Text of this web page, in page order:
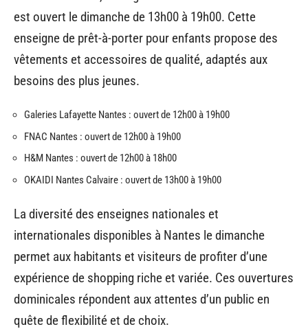
est ouvert le dimanche de 13h00 à 19h00. Cette
enseigne de prêt-à-porter pour enfants propose des
vêtements et accessoires de qualité, adaptés aux
besoins des plus jeunes.
Galeries Lafayette Nantes : ouvert de 12h00 à 19h00
FNAC Nantes : ouvert de 12h00 à 19h00
H&M Nantes : ouvert de 12h00 à 18h00
OKAIDI Nantes Calvaire : ouvert de 13h00 à 19h00
La diversité des enseignes nationales et
internationales disponibles à Nantes le dimanche
permet aux habitants et visiteurs de profiter d’une
expérience de shopping riche et variée. Ces ouvertures
dominicales répondent aux attentes d’un public en
quête de flexibilité et de choix.